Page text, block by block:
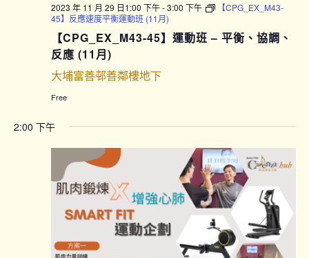
2023 年 11 月 29 日1:00 下午-3:00 下午
【CPG_EX_M43-
45】反應速度平衡運動班 (11月)
【CPG_EX_M43-45】運動班 – 平衡、協調、
反應 (11月)
大埔富善邨善鄰樓地下
Free
2:00 下午